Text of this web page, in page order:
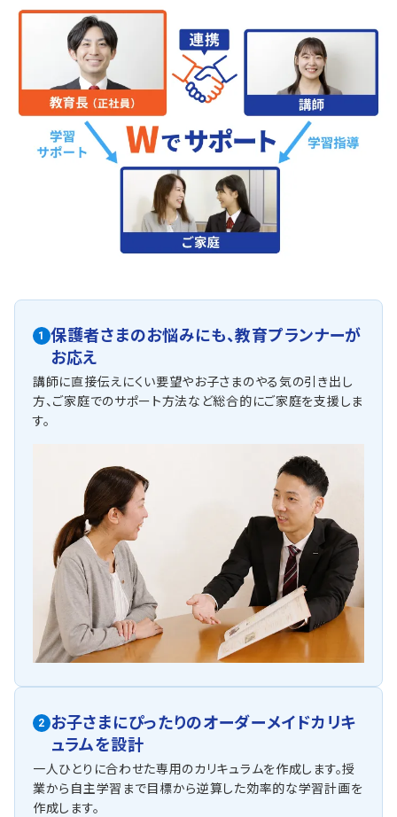
1 保護者さまのお悩みにも、教育プランナーが
お応え
講師に直接伝えにくい要望やお子さまのやる気の引き出し
方、ご家庭でのサポート方法など総合的にご家庭を支援しま
す。
2 お子さまにぴったりのオーダーメイドカリキ
ュラムを設計
一人ひとりに合わせた専用のカリキュラムを作成します。授
業から自主学習まで目標から逆算した効率的な学習計画を
作成します。